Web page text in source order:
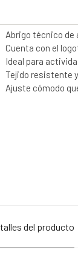
Abrigo técnico de
Cuenta con el
Ideal para
Tejido resistente
Ajuste cómodo
del producto